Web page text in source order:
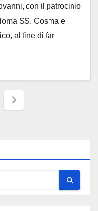
con il patrocinio
SS. Cosma e
al fine di far